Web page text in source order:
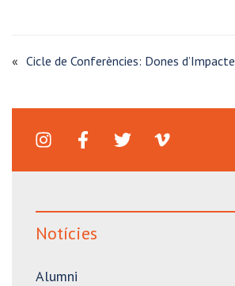
« Cicle de Conferències: Dones d’Impacte
Notícies
Alumni